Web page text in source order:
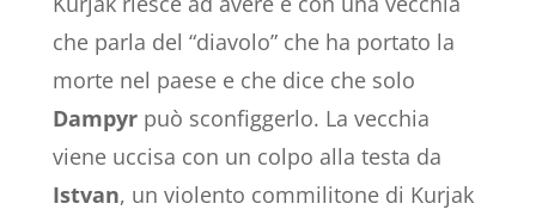
che parla del “diavolo” che ha portato la
morte nel paese e che dice che solo
Dampyrpuò sconfiggerlo. La vecchia
viene uccisa con un colpo alla testa da
Istvan, un violento commilitone di Kurjak